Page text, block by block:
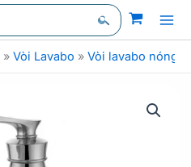
» Vòi Lavabo » Vòi lavabo nóng